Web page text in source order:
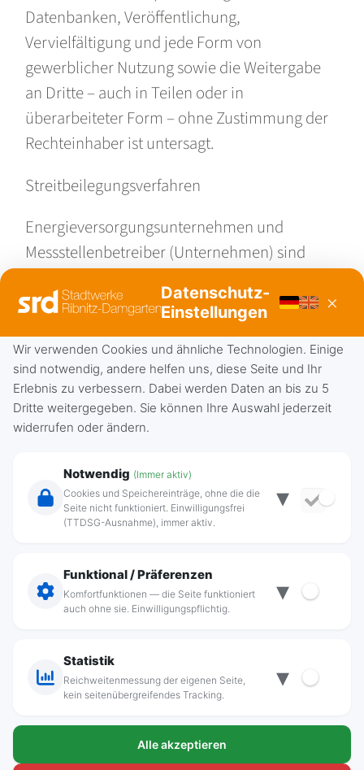
Datenbanken, Veröffentlichung,
Vervielfältigung und jede Form von
gewerblicher Nutzung sowie die Weitergabe
an Dritte – auch in Teilen oder in
überarbeiteter Form – ohne Zustimmung der
Rechteinhaber ist untersagt.
Streitbeilegungsverfahren
Energieversorgungsunternehmen und
Messstellenbetreiber (Unternehmen) sind
Verbrauchern im Sinne des § 13 BGB
(Verbraucher) insbesondere zum
Vertragsabschluss oder zur Qualität von
Leistungen des Unternehmens
(Verbraucherbeschwerden), die den Anschluss
an das Versorgungsnetz, die Belieferung mit
betreffen, im Verfahren nach § 111 a EnWG
innerhalb einer Frist von vier Wochen ab
Zugang beim Unternehmen zu beantworten.
Verbraucherbeschwerden, die den
Vertragsabschluss oder die Qualität der
Leistungen des Lieferanten betreffen, sind zu
Stadtwerke Ribnitz-Damgarten GmbH
18311 Ribnitz-Damgarten
Datenschutz-
Einstellungen
×
Wir verwenden Cookies und ähnliche Technologien. Einige
sind notwendig, andere helfen uns, diese Seite und Ihr
Erlebnis zu verbessern. Dabei werden Daten an bis zu 5
Dritte weitergegeben. Sie können Ihre Auswahl jederzeit
widerrufen oder ändern.
Notwendig (Immer aktiv)
Cookies und Speichereinträge, ohne die die
Seite nicht funktioniert. Einwilligungsfrei
(TTDSG-Ausnahme), immer aktiv.
▾
Funktional / Präferenzen
Komfortfunktionen — die Seite funktioniert
auch ohne sie. Einwilligungspflichtig.
▾
Statistik
Reichweitenmessung der eigenen Seite,
kein seitenübergreifendes Tracking.
▾
Alle akzeptieren